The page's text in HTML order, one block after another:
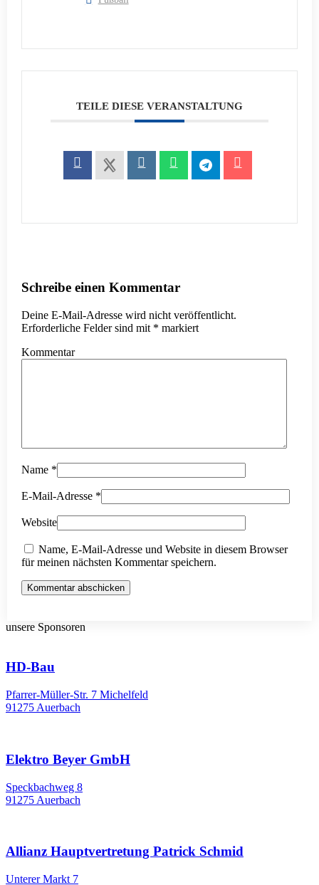
TEILE DIESE VERANSTALTUNG
Schreibe einen Kommentar
Deine E-Mail-Adresse wird nicht veröffentlicht.
Erforderliche Felder sind mit * markiert
Kommentar
Name *
E-Mail-Adresse *
Website
Name, E-Mail-Adresse und Website in diesem Browser
für meinen nächsten Kommentar speichern.
Kommentar abschicken
unsere Sponsoren
HD-Bau
Pfarrer-Müller-Str. 7 Michelfeld
91275 Auerbach
Elektro Beyer GmbH
Speckbachweg 8
91275 Auerbach
Allianz Hauptvertretung Patrick Schmid
Unterer Markt 7